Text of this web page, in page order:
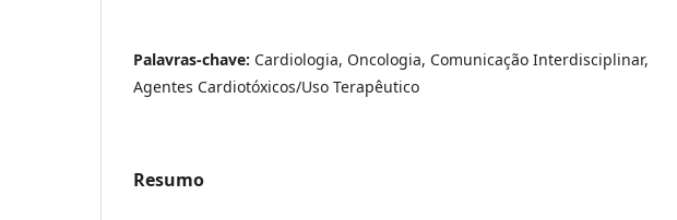
Palavras-chave: Cardiologia, Oncologia, Comunicação Interdisciplinar,
Agentes Cardiotóxicos/Uso Terapêutico
Resumo